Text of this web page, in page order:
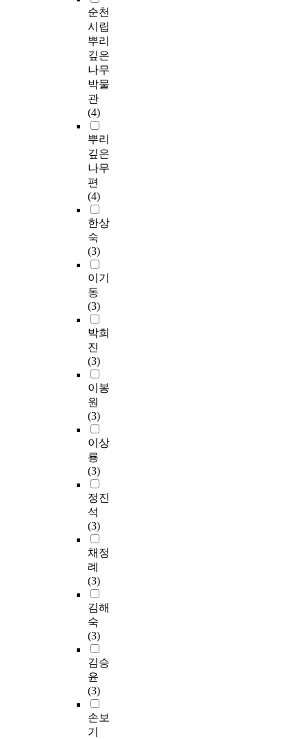
순천
시립
뿌리
깊은
나무
박물
관
(4)
뿌리
깊은
나무
편
(4)
한상
숙
(3)
이기
동
(3)
박희
진
(3)
이봉
원
(3)
이상
룡
(3)
정진
석
(3)
채정
례
(3)
김해
숙
(3)
김승
윤
(3)
손보
기